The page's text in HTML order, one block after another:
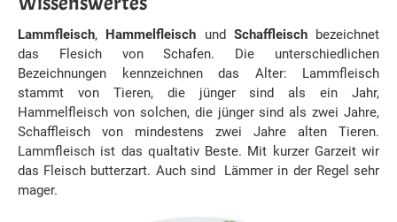
Lammfleisch, Hammelfleisch und Schaffleischbezeichnet
das Flesich von Schafen. Die unterschiedlichen
Bezeichnungen kennzeichnen das Alter: Lammfleisch
stammt von Tieren, die jünger sind als ein Jahr,
Hammelfleisch von solchen, die jünger sind als zwei Jahre,
Schaffleisch von mindestens zwei Jahre alten Tieren.
Lammfleisch ist das qualtativ Beste. Mit kurzer Garzeit wir
das Fleisch butterzart. Auch sind Lämmer in der Regel sehr
mager.